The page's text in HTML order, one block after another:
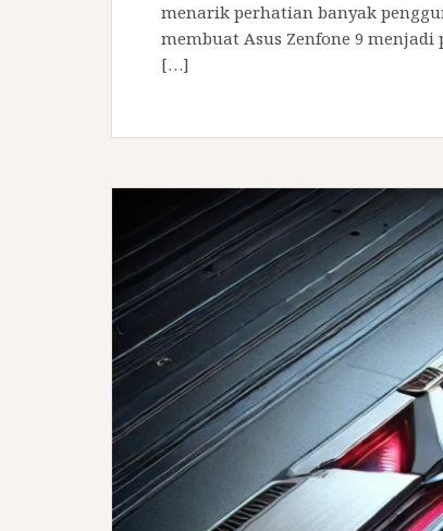
menarik perhatian banyak
membuat Asus Zenfone 9
[…]